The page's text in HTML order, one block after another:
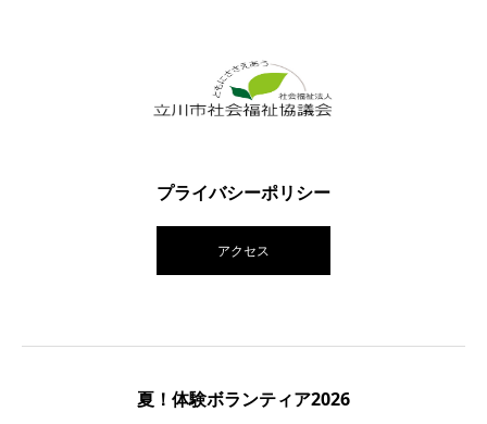
プライバシーポリシー
アクセス
夏！体験ボランティア2026